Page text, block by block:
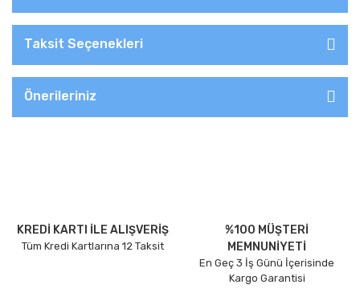
Taksit Seçenekleri
Önerileriniz
KREDİ KARTI İLE ALIŞVERİŞ
Tüm Kredi Kartlarına 12 Taksit
%100 MÜŞTERİ
MEMNUNİYETİ
En Geç 3 İş Günü İçerisinde
Kargo Garantisi